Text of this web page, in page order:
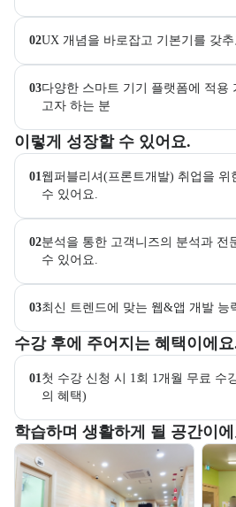
02UX 개념을 바로잡고 기본기를 갖
03다양한 스마트 기기 플랫폼에 적용
고자 하는 분
이렇게 성장할 수 있어요.
이 교육과정에서 성취할 수 있는 목표
01웹퍼블리셔(프론트개발) 취업을 위
수 있어요.
02분석을 통한 고객니즈의 분석과 전
수 있어요.
03최신 트렌드에 맞는 웹&앱 개발 능
수강 후에 주어지는 혜택이에
교육과정 수강 시 제공되는 혜택 목록을
01첫 수강 신청 시 1회 1개월 무료 수
의 혜택)
학습하며 생활하게 될 공간이
부트캠프 교육 환경 사진을 목록으로 보
교육 환경 사진 목록